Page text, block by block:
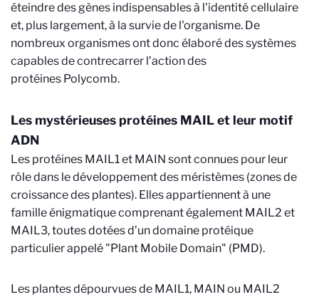
éteindre des gènes indispensables à l'identité cellulaire
et, plus largement, à la survie de l'organisme. De
nombreux organismes ont donc élaboré des systèmes
capables de contrecarrer l’action des
protéines Polycomb.
Les mystérieuses protéines MAIL et leur motif
ADN
Les protéines MAIL1 et MAIN sont connues pour leur
rôle dans le développement des méristèmes (zones de
croissance des plantes). Elles appartiennent à une
famille énigmatique comprenant également MAIL2 et
MAIL3, toutes dotées d’un domaine protéique
particulier appelé "Plant Mobile Domain" (PMD).
Les plantes dépourvues de MAIL1, MAIN ou MAIL2